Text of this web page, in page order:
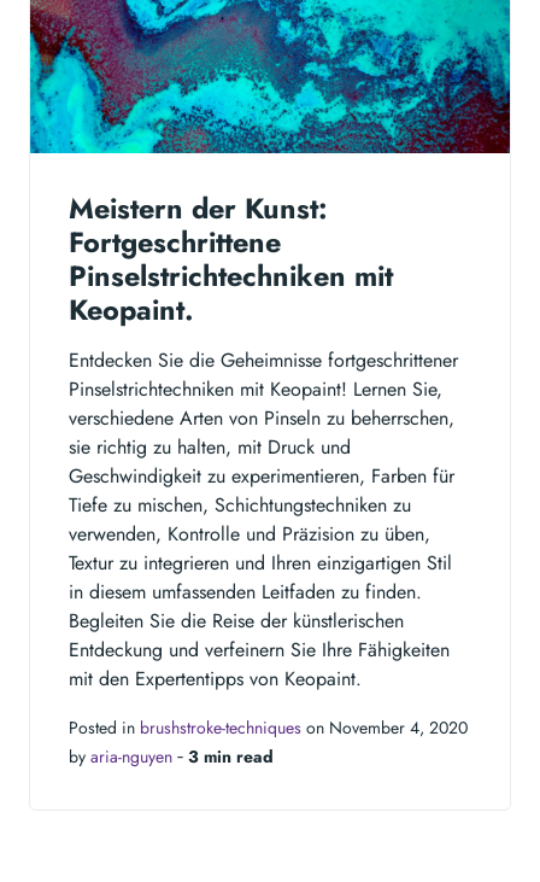
Meistern der Kunst:
Fortgeschrittene
Pinselstrichtechniken mit
Keopaint.
Entdecken Sie die Geheimnisse fortgeschrittener
Pinselstrichtechniken mit Keopaint! Lernen Sie,
verschiedene Arten von Pinseln zu beherrschen,
sie richtig zu halten, mit Druck und
Geschwindigkeit zu experimentieren, Farben für
Tiefe zu mischen, Schichtungstechniken zu
verwenden, Kontrolle und Präzision zu üben,
Textur zu integrieren und Ihren einzigartigen Stil
in diesem umfassenden Leitfaden zu finden.
Begleiten Sie die Reise der künstlerischen
Entdeckung und verfeinern Sie Ihre Fähigkeiten
mit den Expertentipps von Keopaint.
Posted in brushstroke-techniques on November 4, 2020
by aria-nguyen ‐ 3 min read